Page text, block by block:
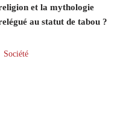
et la mythologie
au statut de tabou ?
Société